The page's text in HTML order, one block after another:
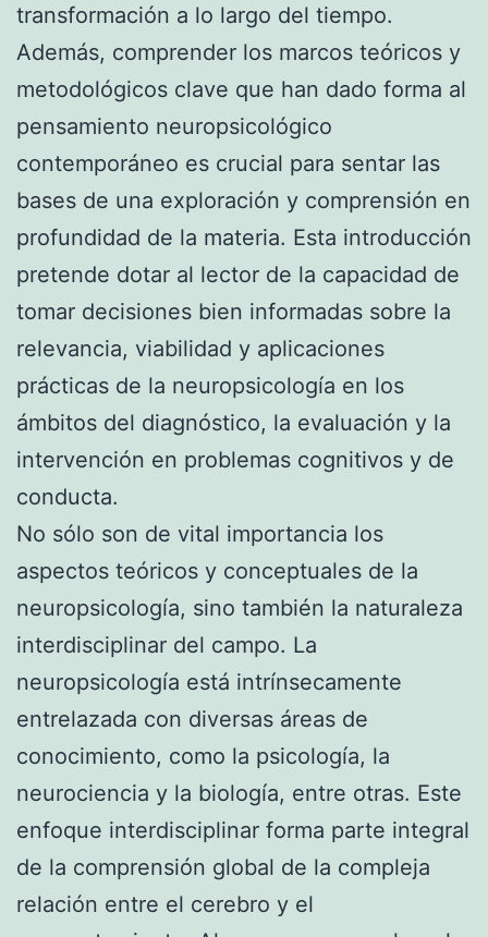
transformación a lo largo del tiempo.
Además, comprender los marcos teóricos y
metodológicos clave que han dado forma al
pensamiento neuropsicológico
contemporáneo es crucial para sentar las
bases de una exploración y comprensión en
profundidad de la materia. Esta introducción
pretende dotar al lector de la capacidad de
tomar decisiones bien informadas sobre la
relevancia, viabilidad y aplicaciones
prácticas de la neuropsicología en los
ámbitos del diagnóstico, la evaluación y la
intervención en problemas cognitivos y de
conducta.
No sólo son de vital importancia los
aspectos teóricos y conceptuales de la
neuropsicología, sino también la naturaleza
interdisciplinar del campo. La
neuropsicología está intrínsecamente
entrelazada con diversas áreas de
conocimiento, como la psicología, la
neurociencia y la biología, entre otras. Este
enfoque interdisciplinar forma parte integral
de la comprensión global de la compleja
relación entre el cerebro y el